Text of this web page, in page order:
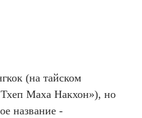
(на тайском
Маха Накхон»), но
название -